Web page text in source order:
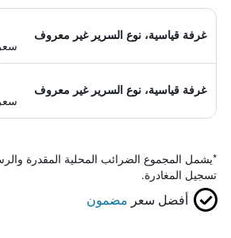
غرفة قياسية، نوع السرير غير معروف
غرفة قياسية، نوع السرير غير معروف
*يشمل المجموع الضرائب المحلية المقدرة
تسجيل المغادرة.
أفضل سعر مضمون